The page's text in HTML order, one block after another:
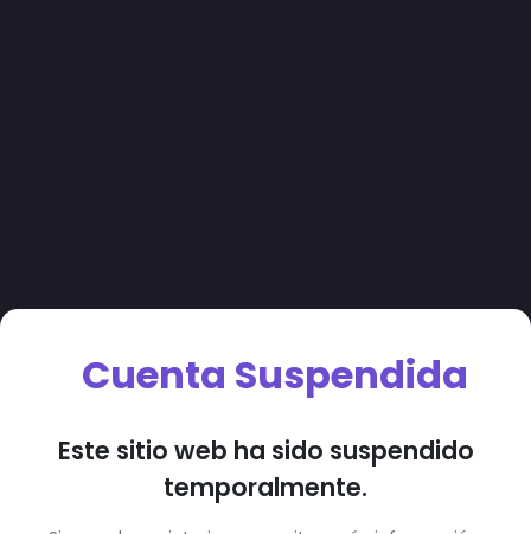
Cuenta Suspendida
Este sitio web ha sido suspendido
temporalmente.